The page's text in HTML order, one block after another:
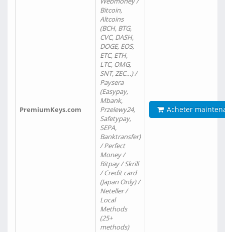
PremiumKeys.com
Bitcoin,
Altcoins
(BCH, BTG,
CVC, DASH,
DOGE, EOS,
ETC, ETH,
LTC, OMG,
SNT, ZEC…) /
Paysera
(Easypay,
Mbank,
Przelewy24,
Safetypay,
SEPA,
Banktransfer)
/ Perfect
Money /
Bitpay / Skrill
/ Credit card
(Japan Only) /
Neteller /
Local
Methods
(25+
methods)
Acheter